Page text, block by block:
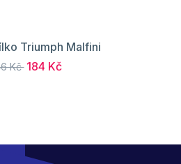
Triumph Malfini
Kč 184 Kč